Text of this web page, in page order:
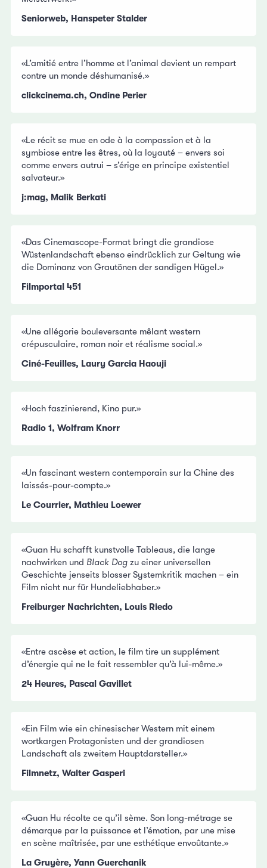
Seniorweb, Hanspeter Stalder
«L’amitié entre l’homme et l’animal devient un rempart
contre un monde déshumanisé.»
clickcinema.ch, Ondine Perier
«Le récit se mue en ode à la compassion et à la
symbiose entre les êtres, où la loyauté – envers soi
comme envers autrui – s’érige en principe existentiel
salvateur.»
j:mag, Malik Berkati
«Das Cinemascope-Format bringt die grandiose
Wüstenlandschaft ebenso eindrücklich zur Geltung wie
die Dominanz von Grautönen der sandigen Hügel.»
Filmportal 451
«Une allégorie bouleversante mêlant western
crépusculaire, roman noir et réalisme social.»
Ciné-Feuilles, Laury Garcia Haouji
«Hoch faszinierend, Kino pur.»
Radio 1, Wolfram Knorr
«Un fascinant western contemporain sur la Chine des
laissés-pour-compte.»
Le Courrier, Mathieu Loewer
«Guan Hu schafft kunstvolle Tableaus, die lange
nachwirken und Black Dog zu einer universellen
Geschichte jenseits blosser Systemkritik machen – ein
Film nicht nur für Hundeliebhaber.»
Freiburger Nachrichten, Louis Riedo
«Entre ascèse et action, le film tire un supplément
d’énergie qui ne le fait ressembler qu’à lui-même.»
24 Heures, Pascal Gavillet
«Ein Film wie ein chinesischer Western mit einem
wortkargen Protagonisten und der grandiosen
Landschaft als zweitem Hauptdarsteller.»
Filmnetz, Walter Gasperi
«Guan Hu récolte ce qu’il sème. Son long-métrage se
démarque par la puissance et l’émotion, par une mise
en scène maîtrisée, par une esthétique envoûtante.»
La Gruyère, Yann Guerchanik